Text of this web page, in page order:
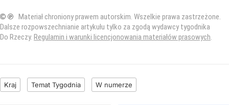
© ℗ Materiał chroniony prawem autorskim. Wszelkie prawa zastrzeżone.
Dalsze rozpowszechnianie artykułu tylko za zgodą wydawcy tygodnika
Do Rzeczy. Regulamin i warunki licencjonowania materiałów prasowych.
Kraj Temat Tygodnia W numerze